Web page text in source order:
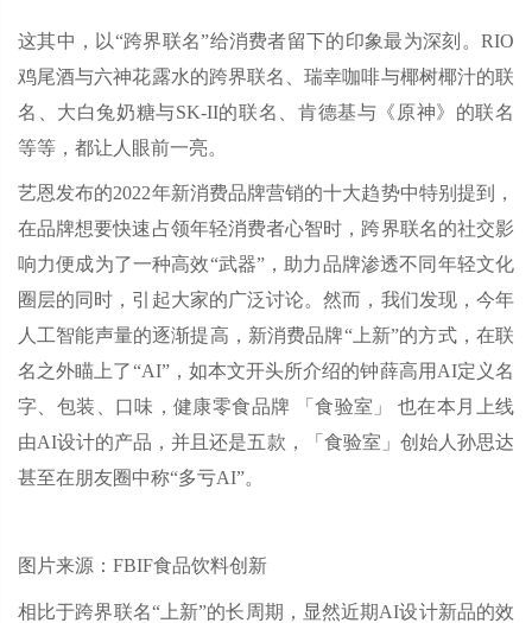
这其中，以“跨界联名”给消费者留下的印象最为深刻。RIO
鸡尾酒与六神花露水的跨界联名、瑞幸咖啡与椰树椰汁的联
名、大白兔奶糖与SK-II的联名、肯德基与《原神》的联名
等等，都让人眼前一亮。
艺恩发布的2022年新消费品牌营销的十大趋势中特别提到，
在品牌想要快速占领年轻消费者心智时，跨界联名的社交影
响力便成为了一种高效“武器”，助力品牌渗透不同年轻文化
圈层的同时，引起大家的广泛讨论。然而，我们发现，今年
人工智能声量的逐渐提高，新消费品牌“上新”的方式，在联
名之外瞄上了“AI”，如本文开头所介绍的钟薛高用AI定义名
字、包装、口味，健康零食品牌 「食验室」 也在本月上线
由AI设计的产品，并且还是五款，「食验室」创始人孙思达
甚至在朋友圈中称“多亏AI”。
图片来源：FBIF食品饮料创新
相比于跨界联名“上新”的长周期，显然近期AI设计新品的效